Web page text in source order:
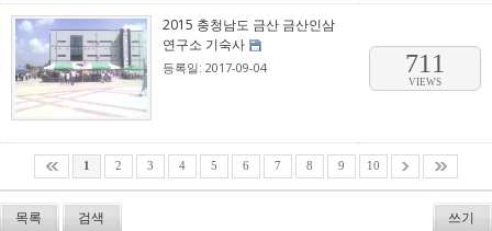
2015 충청남도 금산 금산인삼
연구소 기숙사
등록일: 2017-09-04 711
VIEWS
1 2 3 4 5 6 7 8 9 10
목록 검색 쓰기